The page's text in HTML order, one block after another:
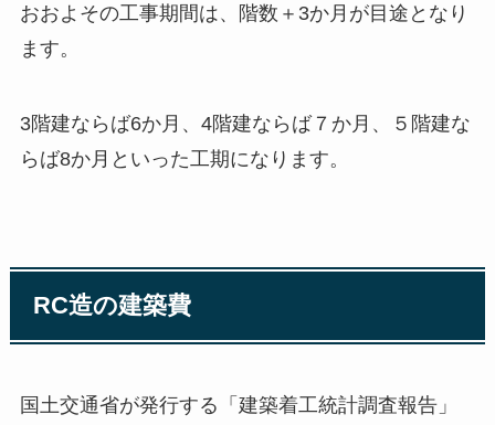
おおよその工事期間は、階数＋3か月が目途となり
ます。
3階建ならば6か月、4階建ならば７か月、５階建な
らば8か月といった工期になります。
RC造の建築費
国土交通省が発行する「建築着工統計調査報告」